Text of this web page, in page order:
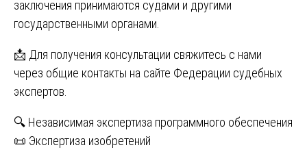
заключения принимаются судами и другими
государственными органами.
📩 Для получения консультации свяжитесь с нами
через общие контакты на сайте Федерации судебных
экспертов.
Навигация
🔍 Независимая экспертиза программного обеспечения
📜 Экспертиза изобретений